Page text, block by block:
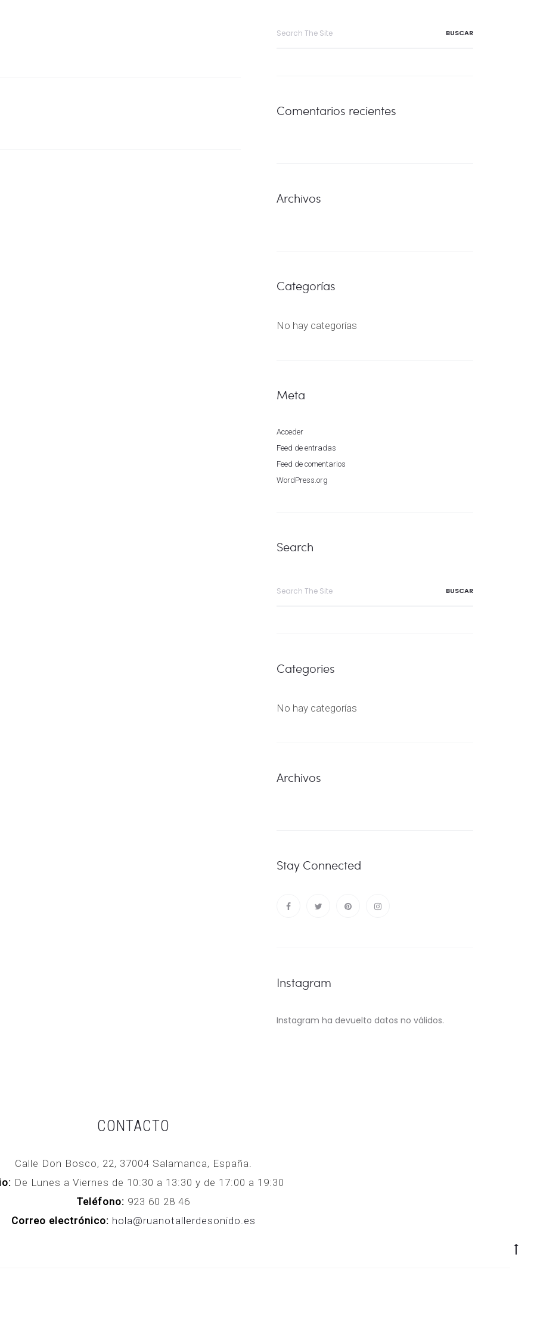
Comentarios recientes
Archivos
Categorías
No hay categorías
Meta
Acceder
Feed de entradas
Feed de comentarios
WordPress.org
Search
Categories
No hay categorías
Archivos
Stay Connected
Instagram
Instagram ha devuelto datos no válidos.
CONTACTO
Calle Don Bosco, 22, 37004 Salamanca, España.
De Lunes a Viernes de 10:30 a 13:30 y de 17:00 a 19:30
Teléfono: 923 60 28 46
Correo electrónico: hola@ruanotallerdesonido.es